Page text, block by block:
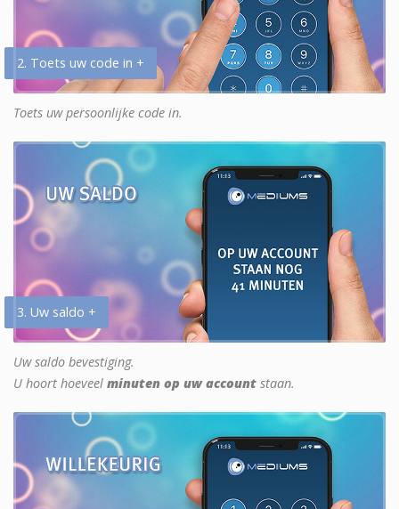
2. Toets uw code in +
Toets uw persoonlijke code in.
3. Uw saldo +
Uw saldo bevestiging.
U hoort hoeveel minuten op uw account staan.